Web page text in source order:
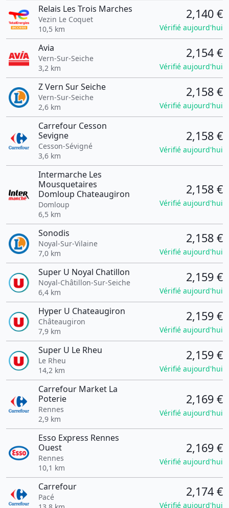
Relais Les Trois Marches
Vezin Le Coquet
10,5 km
2,140 €
Vérifié aujourd'hui
Avia
Vern-Sur-Seiche
3,2 km
2,154 €
Vérifié aujourd'hui
Z Vern Sur Seiche
Vern-Sur-Seiche
2,6 km
2,158 €
Vérifié aujourd'hui
Carrefour Cesson
Sevigne
Cesson-Sévigné
3,6 km
2,158 €
Vérifié aujourd'hui
Intermarche Les
Mousquetaires
Domloup Chateaugiron
Domloup
6,5 km
2,158 €
Vérifié aujourd'hui
Sonodis
Noyal-Sur-Vilaine
7,0 km
2,158 €
Vérifié aujourd'hui
Super U Noyal Chatillon
Noyal-Châtillon-Sur-Seiche
6,4 km
2,159 €
Vérifié aujourd'hui
Hyper U Chateaugiron
Châteaugiron
7,9 km
2,159 €
Vérifié aujourd'hui
Super U Le Rheu
Le Rheu
14,2 km
2,159 €
Vérifié aujourd'hui
Carrefour Market La
Poterie
Rennes
2,9 km
2,169 €
Vérifié aujourd'hui
Esso Express Rennes
Ouest
Rennes
10,1 km
2,169 €
Vérifié aujourd'hui
Carrefour
Pacé
2,174 €
Vérifié aujourd'hui